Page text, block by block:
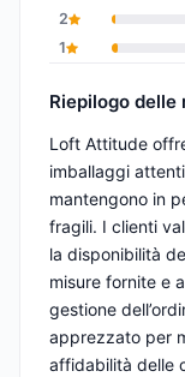
2
1
Riepilogo delle
Loft Attitude
imballaggi
mantengono in
fragili. I clienti
la disponibilità
misure fornite e
gestione
apprezzato per
affidabilità delle